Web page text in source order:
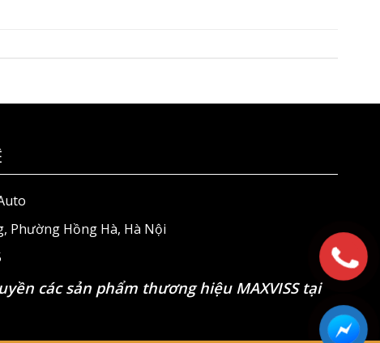
Phường Hồng Hà, Hà Nội
các sản phẩm thương hiệu MAXVISS tại